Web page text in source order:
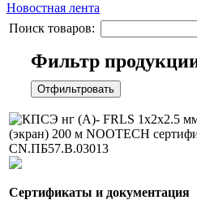
Новостная лента
Поиск товаров:
Фильтр
Отфильтровать
Сертификаты и документация